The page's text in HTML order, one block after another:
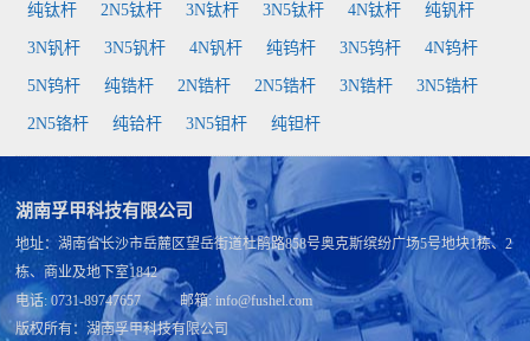
纯钛杆 2N5钛杆 3N钛杆 3N5钛杆 4N钛杆 纯钒杆
3N钒杆 3N5钒杆 4N钒杆 纯钨杆 3N5钨杆 4N钨杆
5N钨杆 纯锆杆 2N锆杆 2N5锆杆 3N锆杆 3N5锆杆
2N5铬杆 纯铪杆 3N5钼杆 纯钽杆
湖南孚甲科技有限公司
地址：湖南省长沙市岳麓区望岳街道杜鹃路858号奥克斯缤纷广场5号地块1栋、2
栋、商业及地下室1842
电话: 0731-89747657 邮箱: info@fushel.com
版权所有：湖南孚甲科技有限公司